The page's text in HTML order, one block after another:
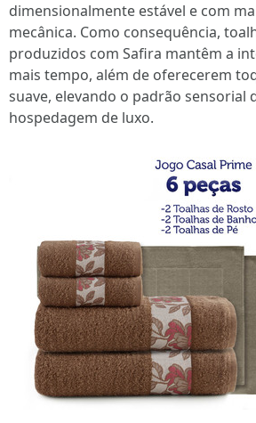
dimensionalmente estável e com
mecânica. Como consequência,
produzidos com Safira mantêm a
mais tempo, além de oferecerem
suave, elevando o padrão sensorial
hospedagem de luxo.